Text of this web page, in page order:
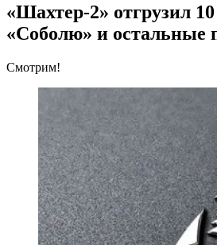
«Шахтер-2» отгрузил
«Соболю» и остальные
Смотрим!